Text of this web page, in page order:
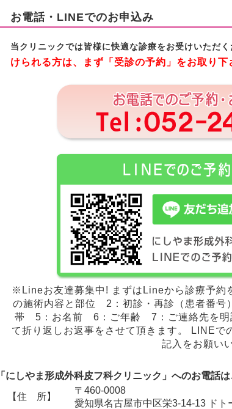
お電話・LINEでのお申込み
当クリニックでは皆様に快適な診療をお受けいただ
けられる方は、まず「受診の予約」をお取り下
※Lineお友達募集中! まずはLineから診療予約
の施術内容と部位 2：初診・再診（患者番
帯 5：お名前 6：ご年齢 7：ご連絡先を明
て折り返しお返事をさせて頂きます。 LINE
記入をお願い
「にしやま形成外科皮フ科クリニック」へのお電話は
【住 所】
〒460-0008
愛知県名古屋市中区栄3-14-13 ドト